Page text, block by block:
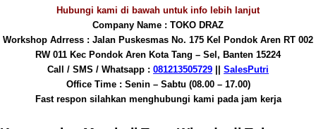
Hubungi kami di bawah untuk info lebih lanjut
Company Name : TOKO DRAZ
Workshop Adrress : Jalan Puskesmas No. 175 Kel Pondok Aren RT 002
RW 011 Kec Pondok Aren Kota Tang – Sel, Banten 15224
Call / SMS / Whatsapp : 081213505729
SalesPutri
Office Time : Senin – Sabtu (08.00 – 17.00)
Fast respon silahkan menghubungi kami pada jam kerja